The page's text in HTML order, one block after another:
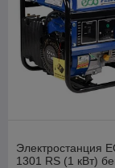
Электростанция
1301 RS (1 кВт)